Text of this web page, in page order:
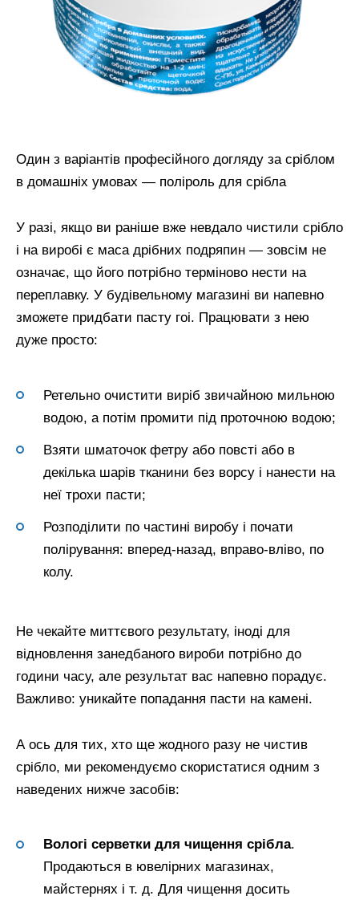
Один з варіантів професійного догляду за сріблом
в домашніх умовах — поліроль для срібла
У разі, якщо ви раніше вже невдало чистили срібло
і на виробі є маса дрібних подряпин — зовсім не
означає, що його потрібно терміново нести на
переплавку. У будівельному магазині ви напевно
зможете придбати пасту гоі. Працювати з нею
дуже просто:
Ретельно очистити виріб звичайною мильною
водою, а потім промити під проточною водою;
Взяти шматочок фетру або повсті або в
декілька шарів тканини без ворсу і нанести на
неї трохи пасти;
Розподілити по частині виробу і почати
полірування: вперед-назад, вправо-вліво, по
колу.
Не чекайте миттєвого результату, іноді для
відновлення занедбаного вироби потрібно до
години часу, але результат вас напевно порадує.
Важливо: уникайте попадання пасти на камені.
А ось для тих, хто ще жодного разу не чистив
срібло, ми рекомендуємо скористатися одним з
наведених нижче засобів:
Вологі серветки для чищення срібла.
Продаються в ювелірних магазинах,
майстернях і т. д. Для чищення досить